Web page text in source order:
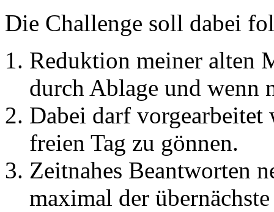
Die Challenge soll dabei
Reduktion meiner alten
durch Ablage und wenn
Dabei darf vorgearbeitet
freien Tag zu gönnen.
Zeitnahes Beantworten
maximal der